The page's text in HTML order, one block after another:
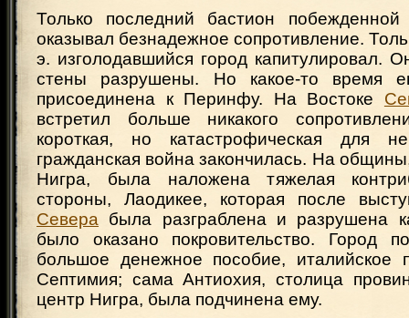
Только последний бастион
оказывал безнадежное сопротивление.
э. изголодавшийся город капитулировал.
стены разрушены. Но какое-то время
присоединена к Перинфу. На Востоке
встретил больше никакого
короткая, но катастрофическая для
гражданская война закончилась. На
Нигра, была наложена тяжелая
стороны, Лаодикее, которая после
Севера была разграблена и разрушена
было оказано покровительство. Город
большое денежное пособие, италийское
Септимия; сама Антиохия, столица
центр Нигра, была подчинена ему.